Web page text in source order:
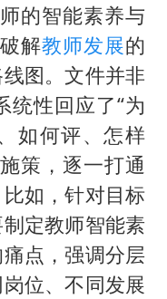
的智能素养与
解教师发展的
图。文件并非
统性回应了“为
如何评、怎样
策，逐一打通
如，针对目标
定教师智能素
点，强调分层
位、不同发展